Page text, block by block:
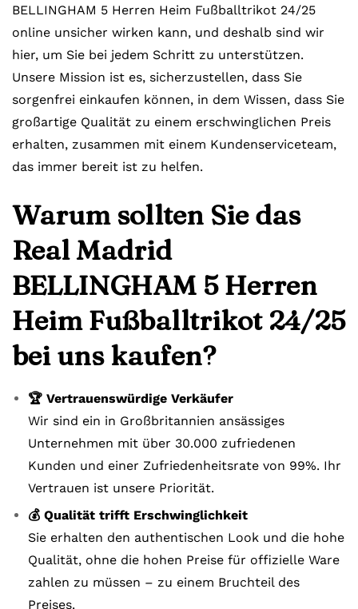
BELLINGHAM 5 Herren Heim Fußballtrikot 24/25
online unsicher wirken kann, und deshalb sind wir
hier, um Sie bei jedem Schritt zu unterstützen.
Unsere Mission ist es, sicherzustellen, dass Sie
sorgenfrei einkaufen können, in dem Wissen, dass Sie
großartige Qualität zu einem erschwinglichen Preis
erhalten, zusammen mit einem Kundenserviceteam,
das immer bereit ist zu helfen.
Warum sollten Sie das
Real Madrid
BELLINGHAM 5 Herren
Heim Fußballtrikot 24/25
bei uns kaufen?
🏆 Vertrauenswürdige Verkäufer
Wir sind ein in Großbritannien ansässiges
Unternehmen mit über 30.000 zufriedenen
Kunden und einer Zufriedenheitsrate von 99%. Ihr
Vertrauen ist unsere Priorität.
💰 Qualität trifft Erschwinglichkeit
Sie erhalten den authentischen Look und die hohe
Qualität, ohne die hohen Preise für offizielle Ware
zahlen zu müssen – zu einem Bruchteil des
Preises.